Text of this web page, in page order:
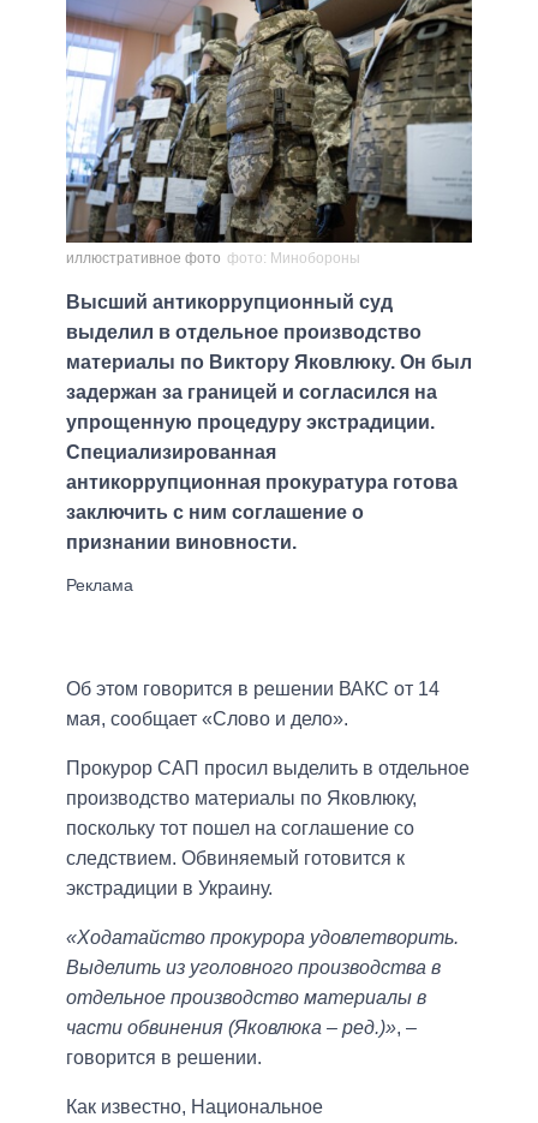
иллюстративное фото фото: Минобороны
Высший антикоррупционный суд
выделил в отдельное производство
материалы по Виктору Яковлюку. Он был
задержан за границей и согласился на
упрощенную процедуру экстрадиции.
Специализированная
антикоррупционная прокуратура готова
заключить с ним соглашение о
признании виновности.
Об этом говорится в решении ВАКС от 14
мая, сообщает «Слово и дело».
Прокурор САП просил выделить в отдельное
производство материалы по Яковлюку,
поскольку тот пошел на соглашение со
следствием. Обвиняемый готовится к
экстрадиции в Украину.
«Ходатайство прокурора удовлетворить.
Выделить из уголовного производства в
отдельное производство материалы в
части обвинения (Яковлюка – ред.)», –
говорится в решении.
Как известно, Национальное